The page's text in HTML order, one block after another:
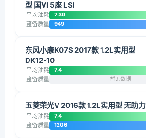
型 国VI 5座 LSI
平均油耗 7.39
整备质量 949
东风小康K07S 2017款 1.2L实用型
DK12-10
平均油耗 7.4
整备质量 暂无数据
五菱荣光V 2016款 1.2L实用型 无助力
平均油耗 7.4
整备质量 1206